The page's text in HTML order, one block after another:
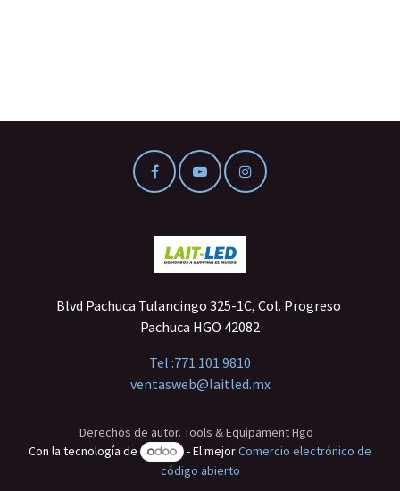
Blvd Pachuca Tulancingo 325-1C, Col. Progreso
Pachuca HGO 42082
Tel :771 101 9810
ventasweb@laitled.mx
Derechos de autor. Tools & Equipament Hgo
Con la tecnología de
- El mejorComercio electrónico de
código abierto